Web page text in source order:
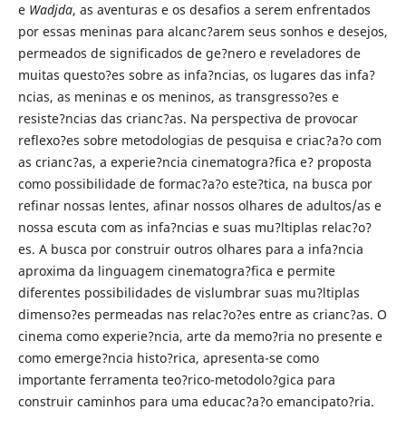
eWadjda, as aventuras e os desafios a serem enfrentados
por essas meninas para alcanc?arem seus sonhos e desejos,
permeados de significados de ge?nero e reveladores de
muitas questo?es sobre as infa?ncias, os lugares das infa?
ncias, as meninas e os meninos, as transgresso?es e
resiste?ncias das crianc?as. Na perspectiva de provocar
reflexo?es sobre metodologias de pesquisa e criac?a?o com
as crianc?as, a experie?ncia cinematogra?fica e? proposta
como possibilidade de formac?a?o este?tica, na busca por
refinar nossas lentes, afinar nossos olhares de adultos/as e
nossa escuta com as infa?ncias e suas mu?ltiplas relac?o?
es. A busca por construir outros olhares para a infa?ncia
aproxima da linguagem cinematogra?fica e permite
diferentes possibilidades de vislumbrar suas mu?ltiplas
dimenso?es permeadas nas relac?o?es entre as crianc?as. O
cinema como experie?ncia, arte da memo?ria no presente e
como emerge?ncia histo?rica, apresenta-se como
importante ferramenta teo?rico-metodolo?gica para
construir caminhos para uma educac?a?o emancipato?ria.